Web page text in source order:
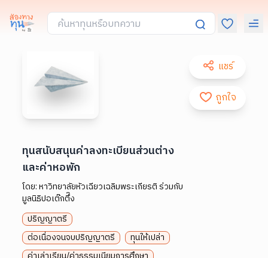
แชร์
ถูกใจ
ทุนสนับสนุนค่าลงทะเบียนส่วนต่าง
และค่าหอพัก
โดย:หาวิทยาลัยหัวเฉียวเฉลิมพระเกียรติ ร่วมกับ
มูลนิธิปอเต๊กตึ๊ง
ปริญญาตรี
ต่อเนื่องจนจบปริญญาตรี
ทุนให้เปล่า